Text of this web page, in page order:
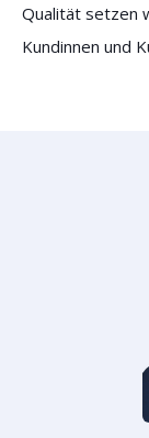
Qualität setzen
Kundinnen und